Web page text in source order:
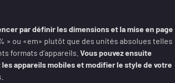
par définir les dimensions et la mise en page
» ou «em» plutôt que des unités absolues telles
formats d’appareils. Vous pouvez ensuite
appareils mobiles et modifier le style de votre